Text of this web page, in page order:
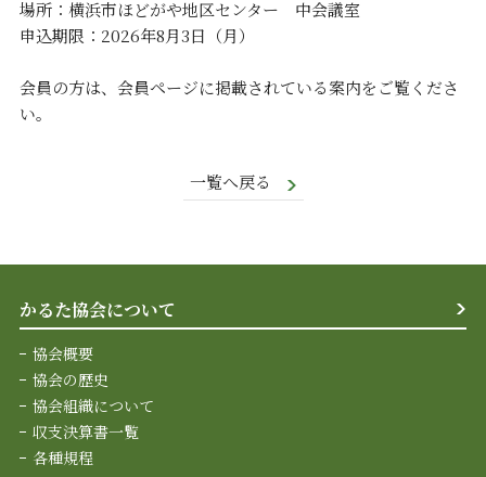
場所：横浜市ほどがや地区センター 中会議室
申込期限：2026年8月3日（月）
会員の方は、会員ページに掲載されている案内をご覧くださ
い。
一覧へ戻る
かるた協会について
協会概要
協会の歴史
協会組織について
収支決算書一覧
各種規程